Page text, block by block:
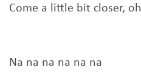
Come a little bit closer, oh
Na na na na na na